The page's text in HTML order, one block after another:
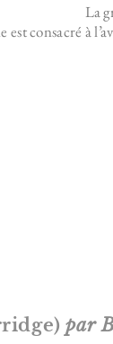
La
est consacré à
par